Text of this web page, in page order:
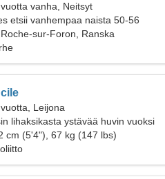
vanha, Neitsyt
etsii vanhempaa naista 50-56
sur-Foron, Ranska
Leijona
lihaksikasta ystävää huvin vuoksi
cm (5'4"), 67 kg (147 lbs)